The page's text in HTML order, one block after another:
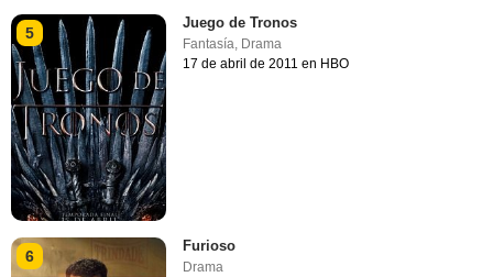
5
Juego de Tronos
Fantasía, Drama
17 de abril de 2011 en HBO
6
Furioso
Drama